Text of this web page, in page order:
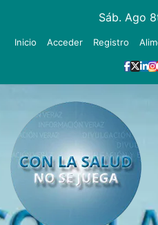
Sáb. Ago
Inicio Acceder Registro